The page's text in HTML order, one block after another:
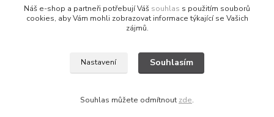
info@esoterik-shop.cz
Všechna práva vyhrazena. ©2026 by Esoterik-shop.cz
Náš e-shop a partneři potřebují Váš souhlas s použitím souborů
cookies, aby Vám mohli zobrazovat informace týkající se Vašich
zájmů.
Nastavení Souhlasím
Souhlas můžete odmítnout zde.